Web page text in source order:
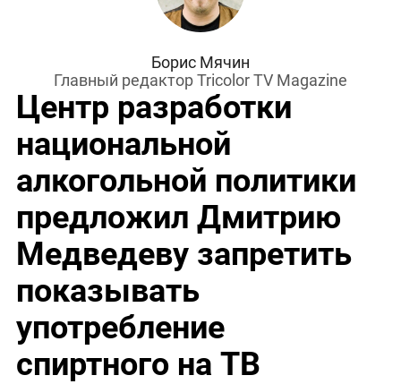
Борис Мячин
Главный редактор Tricolor TV Magazine
Центр разработки
национальной
алкогольной политики
предложил Дмитрию
Медведеву запретить
показывать
употребление
спиртного на ТВ